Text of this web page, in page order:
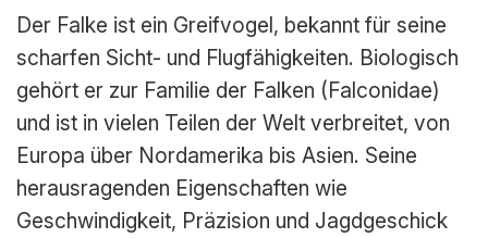
Der Falke ist ein Greifvogel, bekannt für seine
scharfen Sicht- und Flugfähigkeiten. Biologisch
gehört er zur Familie der Falken (Falconidae)
und ist in vielen Teilen der Welt verbreitet, von
Europa über Nordamerika bis Asien. Seine
herausragenden Eigenschaften wie
Geschwindigkeit, Präzision und Jagdgeschick